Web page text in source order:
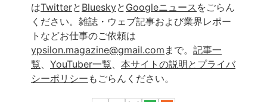
はTwitterと Blueskyと Googleニュース をごらん
ください。雑誌・ウェブ記事および業界レポー
トなどお仕事のご依頼は
ypsilon.magazine@gmail.com まで。 記事一
覧
YouTuber一覧
本サイトの説明とプライバ
シーポリシー もごらんください。